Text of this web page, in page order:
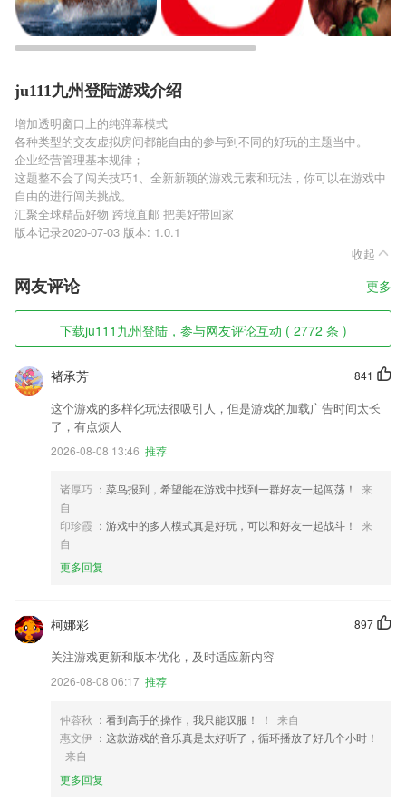
ju111九州登陆游戏介绍
增加透明窗口上的纯弹幕模式
各种类型的交友虚拟房间都能自由的参与到不同的好玩的主题当中。
企业经营管理基本规律；
这题整不会了闯关技巧1、全新新颖的游戏元素和玩法，你可以在游戏中
自由的进行闯关挑战。
汇聚全球精品好物 跨境直邮 把美好带回家
版本记录2020-07-03 版本: 1.0.1
收起
网友评论 更多
下载ju111九州登陆，参与网友评论互动 ( 2772 条 )
841
褚承芳
这个游戏的多样化玩法很吸引人，但是游戏的加载广告时间太长
了，有点烦人
2026-08-08 13:46 推荐
诸厚巧 ：菜鸟报到，希望能在游戏中找到一群好友一起闯荡！
来
自
印珍霞 ：游戏中的多人模式真是好玩，可以和好友一起战斗！
来
自
更多回复
897
柯娜彩
关注游戏更新和版本优化，及时适应新内容
2026-08-08 06:17 推荐
仲蓉秋 ：看到高手的操作，我只能叹服！ ！
来自
惠文伊 ：这款游戏的音乐真是太好听了，循环播放了好几个小时！
来自
更多回复